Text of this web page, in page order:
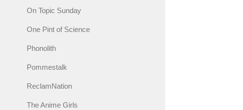
On Topic Sunday
One Pint of Science
Phonolith
Pommestalk
ReclamNation
The Anime Girls